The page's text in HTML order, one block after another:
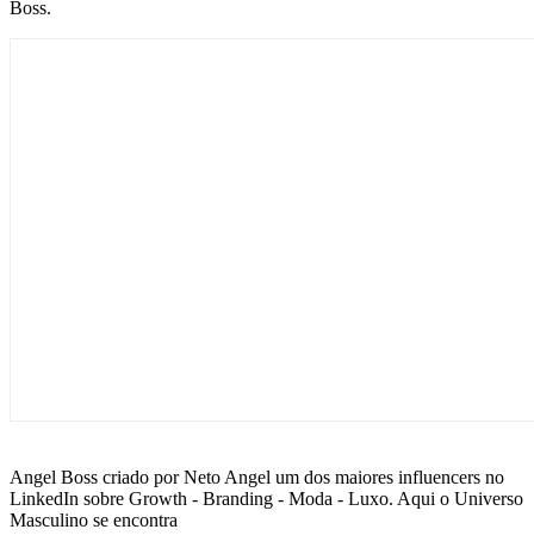
Boss.
Angel Boss criado por Neto Angel um dos maiores influencers no
LinkedIn sobre Growth - Branding - Moda - Luxo. Aqui o Universo
Masculino se encontra